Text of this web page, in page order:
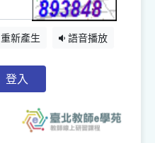
重新產生 語音播放
登入